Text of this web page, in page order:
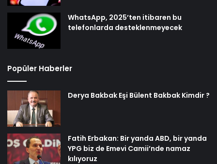
WhatsApp, 2025’ten itibaren bu
telefonlarda desteklenmeyecek
Popüler Haberler
Derya Bakbak Eşi Bülent Bakbak Kimdir ?
Fatih Erbakan: Bir yanda ABD, bir yanda
YPG biz de Emevi Camii’nde namaz
kılıyoruz